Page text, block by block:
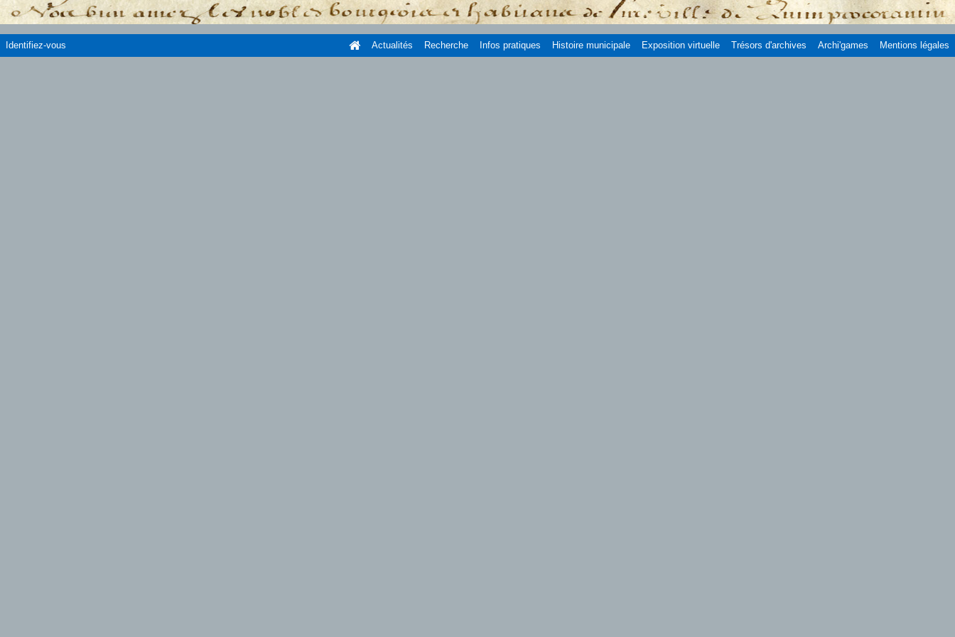
Identifiez-vous Actualités Recherche Infos pratiques Histoire municipale Exposition virtuelle Trésors d'archives Archi'games Mentions légales